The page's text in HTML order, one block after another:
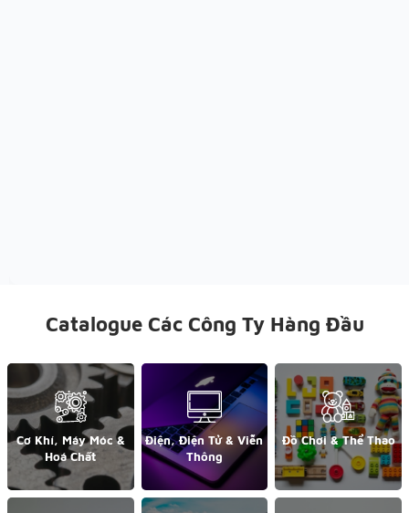
Catalogue Các Công Ty Hàng Đầu
Cơ Khí, Máy Móc &
Hoá Chất
Điện, Điện Tử & Viễn
Thông
Đồ Chơi & Thể Thao